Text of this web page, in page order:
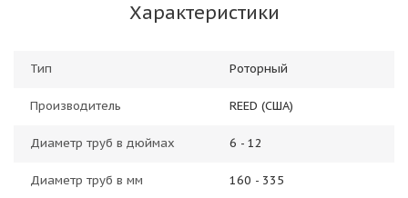
Характеристики
Тип Роторный
Производитель REED (США)
Диаметр труб в дюймах 6 - 12
Диаметр труб в мм 160 - 335